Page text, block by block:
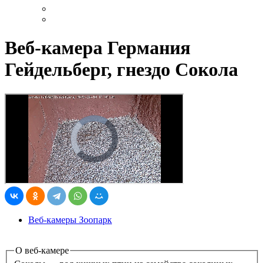
Веб-камера Германия
Гейдельберг, гнездо Сокола
Веб-камеры Зоопарк
О веб-камере